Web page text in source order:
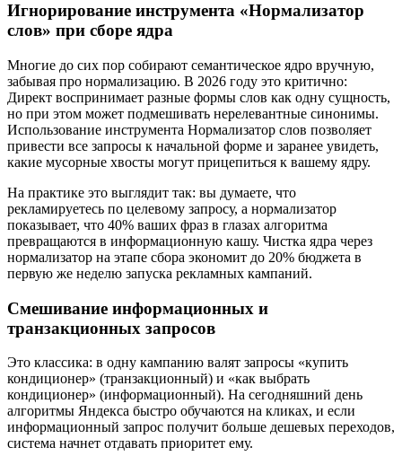
Игнорирование инструмента «Нормализатор
слов» при сборе ядра
Многие до сих пор собирают семантическое ядро вручную,
забывая про нормализацию. В 2026 году это критично:
Директ воспринимает разные формы слов как одну сущность,
но при этом может подмешивать нерелевантные синонимы.
Использование инструмента Нормализатор слов позволяет
привести все запросы к начальной форме и заранее увидеть,
какие мусорные хвосты могут прицепиться к вашему ядру.
На практике это выглядит так: вы думаете, что
рекламируетесь по целевому запросу, а нормализатор
показывает, что 40% ваших фраз в глазах алгоритма
превращаются в информационную кашу. Чистка ядра через
нормализатор на этапе сбора экономит до 20% бюджета в
первую же неделю запуска рекламных кампаний.
Смешивание информационных и
транзакционных запросов
Это классика: в одну кампанию валят запросы «купить
кондиционер» (транзакционный) и «как выбрать
кондиционер» (информационный). На сегодняшний день
алгоритмы Яндекса быстро обучаются на кликах, и если
информационный запрос получит больше дешевых переходов,
система начнет отдавать приоритет ему.